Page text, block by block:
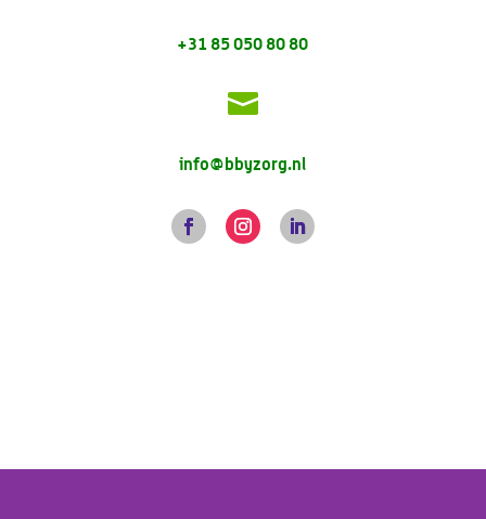
+31 85 050 80 80

info@bbyzorg.nl